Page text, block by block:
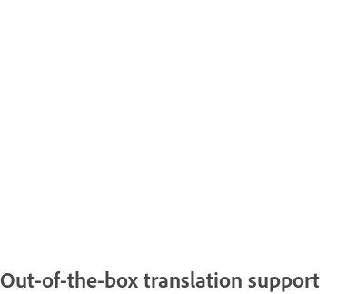
Out-of-the-box translation support